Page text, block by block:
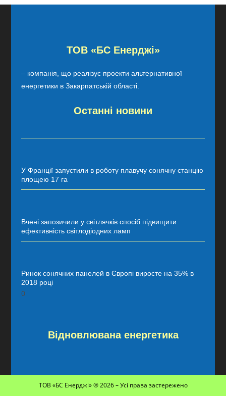
ТОВ «БС Енерджі»
– компанія, що реалізує проекти альтернативної
енергетики в Закарпатській області.
Останні новини
У Франції запустили в роботу плавучу сонячну станцію
площею 17 га
Вчені запозичили у світлячків спосіб підвищити
ефективність світлодіодних ламп
Ринок сонячних панелей в Європі виросте на 35% в
2018 році
Відновлювана енергетика​
ТОВ «БС Енерджі» ® 2026 – Усі права застережено